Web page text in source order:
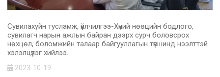
Сувилахуйн тусламж, үйлчилгээ-Хүний нөөцийн бодлого,
сувилагч нарын ажлын байран дээрх сурч боловсрох
нөхцөл, боломжийн талаар байгууллагын түвшинд нээлттэй
хэлэлцүүлэг хийлээ.
2023-10-19